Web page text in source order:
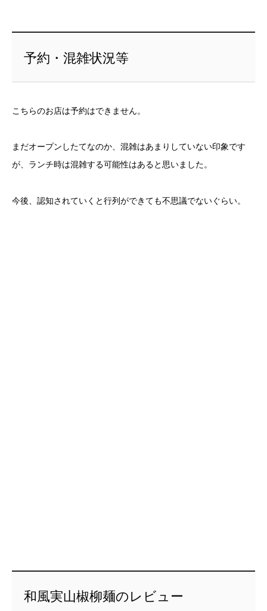
予約・混雑状況等
こちらのお店は予約はできません。
まだオープンしたてなのか、混雑はあまりしていない印象です
が、ランチ時は混雑する可能性はあると思いました。
今後、認知されていくと行列ができても不思議でないぐらい。
和風実山椒柳麺のレビュー